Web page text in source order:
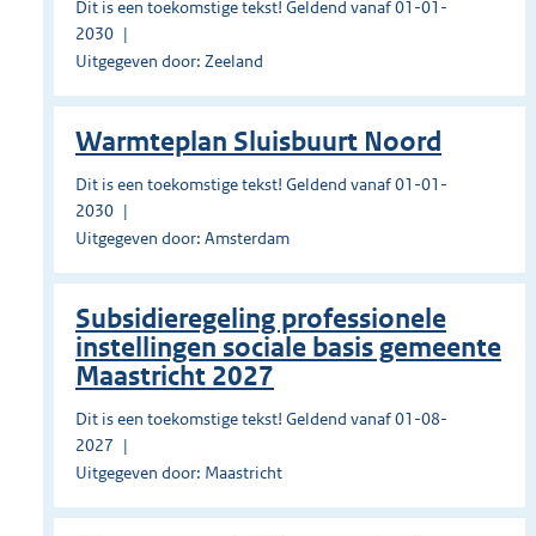
Dit is een toekomstige tekst! Geldend vanaf 01-01-
2030
Uitgegeven door: Zeeland
Warmteplan Sluisbuurt Noord
Dit is een toekomstige tekst! Geldend vanaf 01-01-
2030
Uitgegeven door: Amsterdam
Subsidieregeling professionele
instellingen sociale basis gemeente
Maastricht 2027
Dit is een toekomstige tekst! Geldend vanaf 01-08-
2027
Uitgegeven door: Maastricht